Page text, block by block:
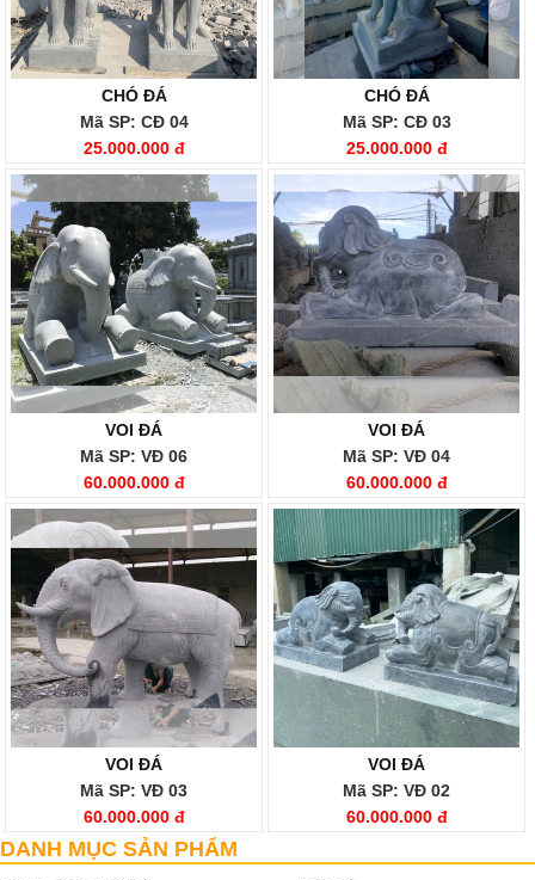
CHÓ ĐÁ
Mã SP: CĐ 04
25.000.000 đ
CHÓ ĐÁ
Mã SP: CĐ 03
25.000.000 đ
VOI ĐÁ
Mã SP: VĐ 06
60.000.000 đ
VOI ĐÁ
Mã SP: VĐ 04
60.000.000 đ
VOI ĐÁ
Mã SP: VĐ 03
60.000.000 đ
VOI ĐÁ
Mã SP: VĐ 02
60.000.000 đ
DANH MỤC SẢN PHẨM